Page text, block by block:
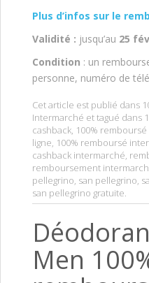
Plus d’infos sur le
Validité : jusqu’au 25
Condition : un
personne, numéro de
Cet article est publié dans
Intermarché et tagué dans
cashback, 100%
ligne, 100% remboursé
cashback intermarché,
remboursement
pellegrino, san pellegrino,
san pellegrino gratuite.
Men